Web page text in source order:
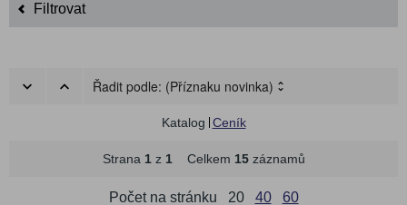
Filtrovat
Řadit podle: (Příznaku novinka)
Katalog Ceník
Strana 1z 1Celkem 15záznamů
Počet na stránku 20 40 60